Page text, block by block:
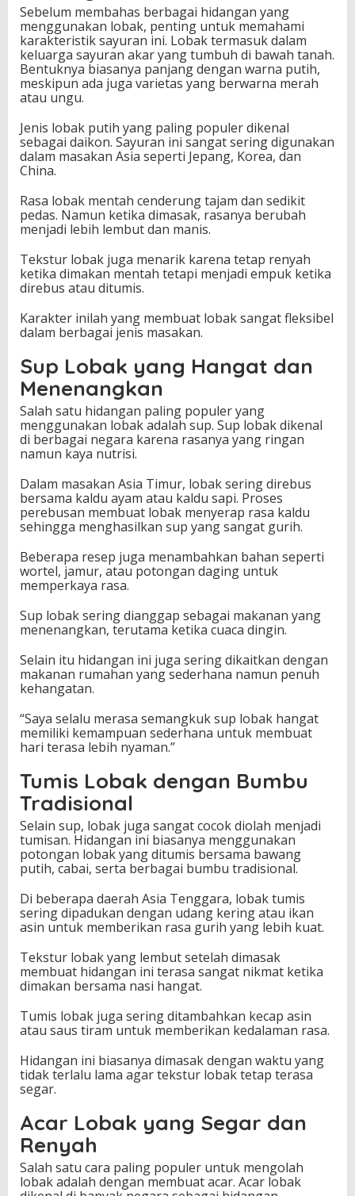
n
g
g
u
g
a
e
l
e
Sebelum membahas berbagai hidangan yang
menggunakan lobak, penting untuk memahami
karakteristik sayuran ini. Lobak termasuk dalam
keluarga sayuran akar yang tumbuh di bawah tanah.
Bentuknya biasanya panjang dengan warna putih,
meskipun ada juga varietas yang berwarna merah
atau ungu.
Jenis lobak putih yang paling populer dikenal
sebagai daikon. Sayuran ini sangat sering digunakan
dalam masakan Asia seperti Jepang, Korea, dan
China.
Rasa lobak mentah cenderung tajam dan sedikit
pedas. Namun ketika dimasak, rasanya berubah
menjadi lebih lembut dan manis.
Tekstur lobak juga menarik karena tetap renyah
ketika dimakan mentah tetapi menjadi empuk ketika
direbus atau ditumis.
Karakter inilah yang membuat lobak sangat fleksibel
dalam berbagai jenis masakan.
Sup Lobak yang Hangat dan
Menenangkan
Salah satu hidangan paling populer yang
menggunakan lobak adalah sup. Sup lobak dikenal
di berbagai negara karena rasanya yang ringan
namun kaya nutrisi.
Dalam masakan Asia Timur, lobak sering direbus
bersama kaldu ayam atau kaldu sapi. Proses
perebusan membuat lobak menyerap rasa kaldu
sehingga menghasilkan sup yang sangat gurih.
Beberapa resep juga menambahkan bahan seperti
wortel, jamur, atau potongan daging untuk
memperkaya rasa.
Sup lobak sering dianggap sebagai makanan yang
menenangkan, terutama ketika cuaca dingin.
Selain itu hidangan ini juga sering dikaitkan dengan
makanan rumahan yang sederhana namun penuh
kehangatan.
“Saya selalu merasa semangkuk sup lobak hangat
memiliki kemampuan sederhana untuk membuat
hari terasa lebih nyaman.”
Tumis Lobak dengan Bumbu
Tradisional
Selain sup, lobak juga sangat cocok diolah menjadi
tumisan. Hidangan ini biasanya menggunakan
potongan lobak yang ditumis bersama bawang
putih, cabai, serta berbagai bumbu tradisional.
Di beberapa daerah Asia Tenggara, lobak tumis
sering dipadukan dengan udang kering atau ikan
asin untuk memberikan rasa gurih yang lebih kuat.
Tekstur lobak yang lembut setelah dimasak
membuat hidangan ini terasa sangat nikmat ketika
dimakan bersama nasi hangat.
Tumis lobak juga sering ditambahkan kecap asin
atau saus tiram untuk memberikan kedalaman rasa.
Hidangan ini biasanya dimasak dengan waktu yang
tidak terlalu lama agar tekstur lobak tetap terasa
segar.
Acar Lobak yang Segar dan
Renyah
Salah satu cara paling populer untuk mengolah
lobak adalah dengan membuat acar. Acar lobak